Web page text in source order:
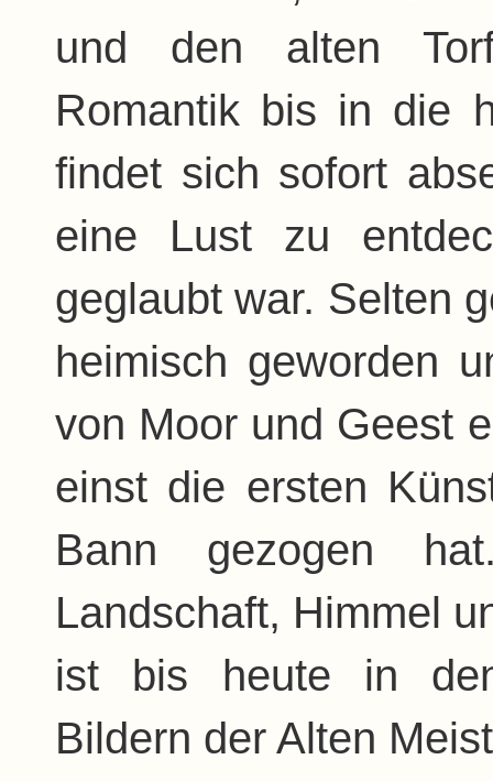
und den alten
Romantik bis in die
findet sich sofort
eine Lust zu
geglaubt war. Selten
heimisch geworden
von Moor und Geest
einst die ersten
Bann gezogen
Landschaft, Himmel
ist bis heute in
Bildern der Alten